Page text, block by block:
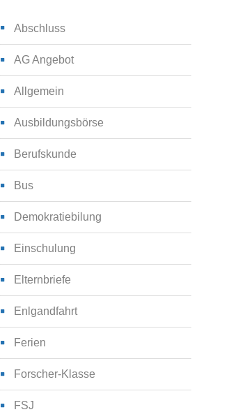
Abschluss
AG Angebot
Allgemein
Ausbildungsbörse
Berufskunde
Bus
Demokratiebilung
Einschulung
Elternbriefe
Enlgandfahrt
Ferien
Forscher-Klasse
FSJ